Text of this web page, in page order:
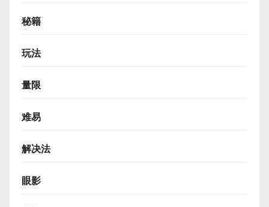
秘籍
玩法
量限
难易
解决法
眼影